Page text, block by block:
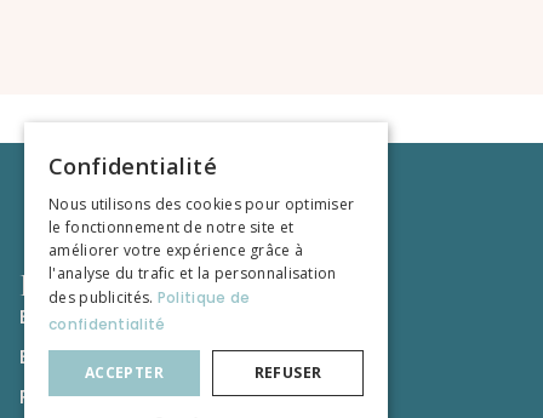
Liens utiles
Espace Client
Espace Nouveau Client
Rejoindre Olifan Group
Confidentialité
Nous utilisons des cookies pour optimiser
le fonctionnement de notre site et
améliorer votre expérience grâce à
l'analyse du trafic et la personnalisation
des publicités. Politique de
confidentialité
ACCEPTER REFUSER